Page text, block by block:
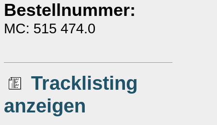
Bestellnummer:
MC: 515 474.0
Tracklisting
anzeigen